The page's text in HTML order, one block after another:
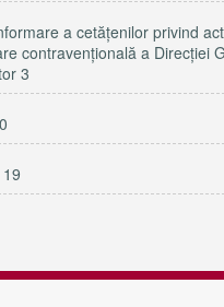
a cetățenilor privind
contravențională a Direcției
3